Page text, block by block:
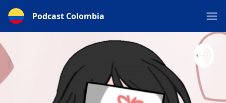
Podcast Colombia